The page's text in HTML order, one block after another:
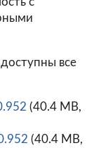
все
(40.4 MB,
(40.4 MB,